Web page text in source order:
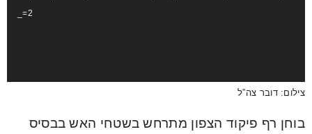
_=2
צילום: דובר צה”ל
בוחן רף פיקוד הצפון מתרחש בשטחי האש בבסיס